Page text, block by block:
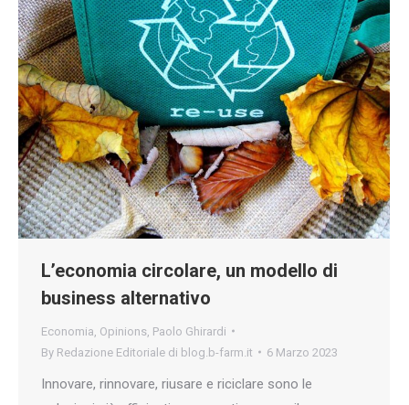
L’economia circolare, un modello di
business alternativo
Economia Opinions Paolo Ghirardi
By Redazione Editoriale di blog.b-farm.it 6 Marzo 2023
Innovare, rinnovare, riusare e riciclare sono le